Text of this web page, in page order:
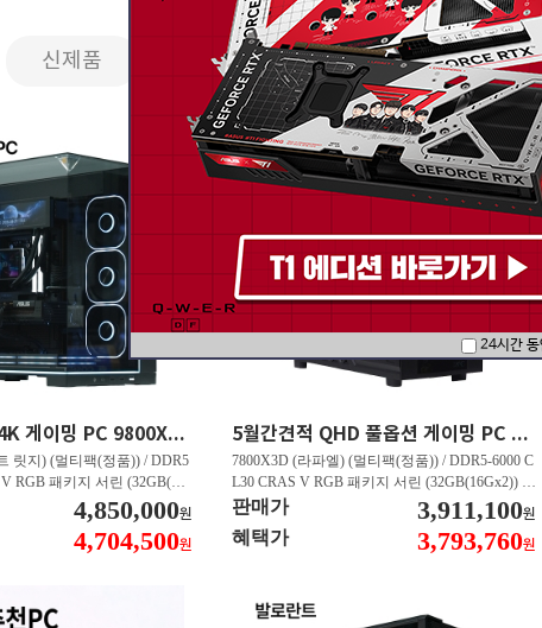
신제품 게이밍PC 영상편집/방송용
5월 월간견적 4K 게이밍 PC 9800X3D RTX 5070 Ti GY508
릿지) (멀티팩(정품)) / DDR5
RGB 패키지 서린 (32GB(16
ELITE WIFI6E 피씨디렉
Ti GAMING OC D7 16GB
히트싱크 M.2 NVMe (2T
4,850,000원
4,704,500원
5월간견적 QHD 풀옵션 게이밍 PC 7800X3D RTX 5070 GY507
7800X3D (라파엘) (멀티팩(정품)) / DDR5-6000 C
L30 CRAS V RGB 패키지 서린 (32GB(16Gx2)) /
B850M AORUS ELITE WIFI6E 피씨디렉트 / 지포
스 RTX 5070 Infinity 3 D7 12GB 이엠텍 / EXCERI
A 히트싱크 M.2 NVMe (2TB)
판매가 3,911,100원
혜택가 3,793,760원
24시간 동